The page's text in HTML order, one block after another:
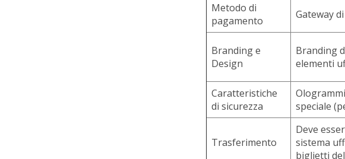
Metodo di
pagamento
Gateway
Branding e
Design
Branding
elementi
Caratteristiche
di sicurezza
speciale
Trasferimento
Deve
sistema
biglietti